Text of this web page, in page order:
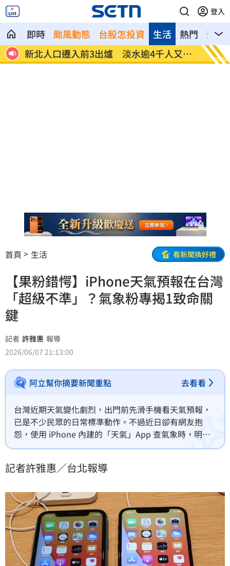
登入
即時 颱風動態 台股怎投資 熱門 影音
生活
奪
父親出軌自己閨密！鐵肺歌后辛酸人生曝
光
里長
首頁 生活 看新聞換好禮
【果粉錯愕】iPhone天氣預報在台灣
「超級不準」？氣象粉專揭1致命關
鍵
記者 許雅惠 報導
2026/06/07 21:13:00
阿立幫你摘要新聞重點 去看看
台灣近期天氣變化劇烈，出門前先滑手機看天氣預報，
已是不少民眾的日常標準動作。不過近日卻有網友抱
怨，使用 iPhone 內建的「天氣」App 查氣象時，明明
系統顯示降雨機率高達 95%，甚至還標註「正在下
讓他傻眼：「有時真的不知道該不該相信！」
記者許雅惠／台北報導